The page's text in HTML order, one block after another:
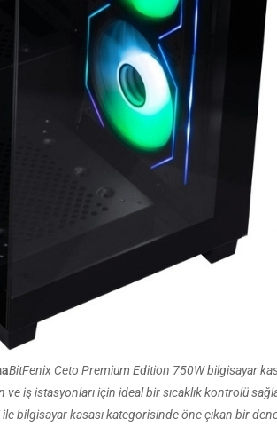
BitFenix Ceto Premium Edition 750W bilgisayar
iş istasyonları için ideal bir sıcaklık kontrolü
bilgisayar kasası kategorisinde öne çıkan bir